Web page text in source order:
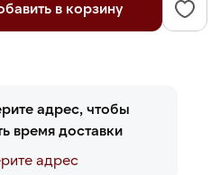
в корзину
адрес, чтобы
время доставки
адреc